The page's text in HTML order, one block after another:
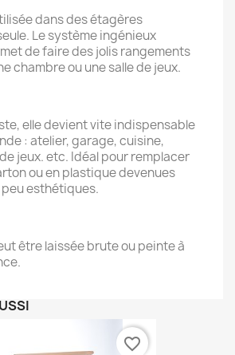
dans des étagères
Le système ingénieux
de faire des jolis rangements
chambre ou une salle de jeux.
elle devient vite indispensable
: atelier, garage, cuisine,
jeux. etc. Idéal pour remplacer
ou en plastique devenues
esthétiques.
être laissée brute ou peinte à
favorite_border